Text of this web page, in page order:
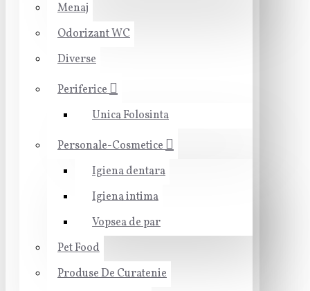
Menaj
Odorizant WC
Diverse
Periferice
Unica Folosinta
Personale-Cosmetice
Igiena dentara
Igiena intima
Vopsea de par
Pet Food
Produse De Curatenie